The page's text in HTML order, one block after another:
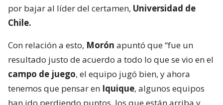
por bajar al líder del certamen, Universidad de
Chile.
Con relación a esto, Morón apuntó que “fue un
resultado justo de acuerdo a todo lo que se vio en el
campo de juego, el equipo jugó bien, y ahora
tenemos que pensar en Iquique, algunos equipos
han ido perdiendo puntos, los que están arriba y